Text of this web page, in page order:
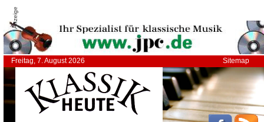
Anzeige
Freitag, 7. August 2026 Sitemap